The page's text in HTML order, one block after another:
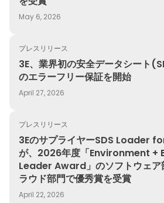
May 6, 2026
プレスリリース
3E、業界初の安全データシート
のエラーフリー保証を開始
April 27, 2026
3E、業界初の安全データシート
プレスリリース
3EのサプライヤーSDS Loader
が、2026年度「Environment +
Leader Award」のソフトウェア
ラウド部門で優秀賞を受賞
April 22, 2026
3EのサプライヤーSDS Loader